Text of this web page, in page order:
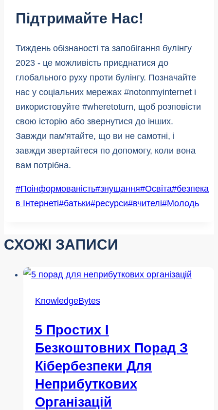
Підтримайте Нас!
Тиждень обізнаності та запобігання булінгу
2023 - це можливість приєднатися до
глобального руху проти булінгу. Позначайте
нас у соціальних мережах #notonmyinternet і
використовуйте #wheretoturn, щоб розповісти
свою історію або звернутися до інших.
Завжди пам'ятайте, що ви не самотні, і
завжди звертайтеся по допомогу, коли вона
вам потрібна.
Позначки
запису:
#Поінформованість#знущання#Освіта#безпека
в Інтернеті#батьки#ресурси#вчителі#Молодь
СХОЖІ ЗАПИСИ
KnowledgeBytes
5 Простих І
Безкоштовних Порад З
Кібербезпеки Для
Неприбуткових
Організацій